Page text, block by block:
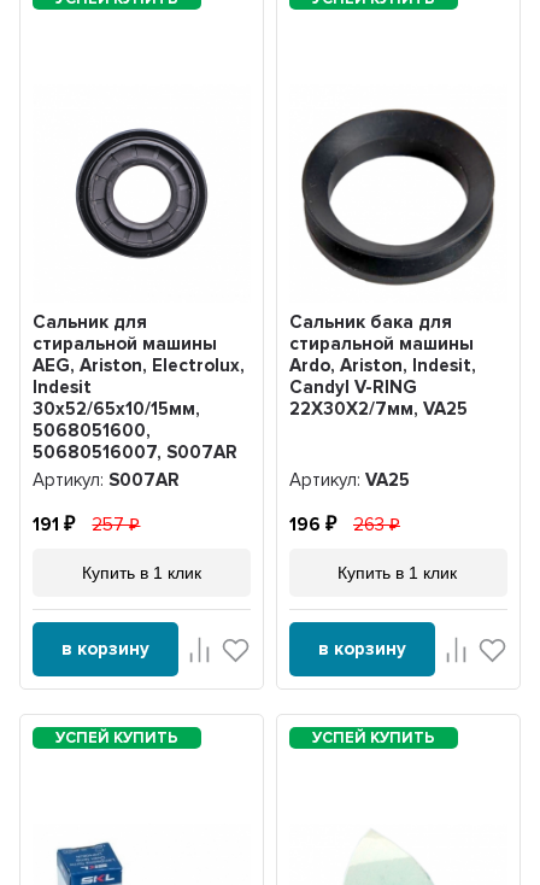
Сальник для
стиральной машины
AEG, Ariston, Electrolux,
Indesit
30x52/65x10/15мм,
5068051600,
50680516007, S007AR
Артикул:S007AR
191 257
Купить в 1 клик
в корзину
Сальник бака для
стиральной машины
Ardo, Ariston, Indesit,
Candyl V-RING
22X30X2/7мм, VA25
Артикул: VA25
196 263
Купить в 1 клик
в корзину